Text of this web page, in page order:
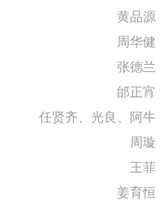
黄品源
周华健
张德兰
邰正宵
任贤齐、光良、阿牛
周璇
王菲
姜育恒